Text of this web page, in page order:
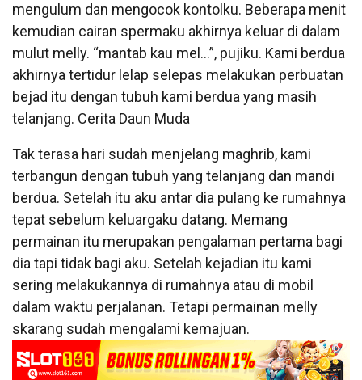
mengulum dan mengocok kontolku. Beberapa menit
kemudian cairan spermaku akhirnya keluar di dalam
mulut melly. “mantab kau mel…”, pujiku. Kami berdua
akhirnya tertidur lelap selepas melakukan perbuatan
bejad itu dengan tubuh kami berdua yang masih
telanjang. Cerita Daun Muda
Tak terasa hari sudah menjelang maghrib, kami
terbangun dengan tubuh yang telanjang dan mandi
berdua. Setelah itu aku antar dia pulang ke rumahnya
tepat sebelum keluargaku datang. Memang
permainan itu merupakan pengalaman pertama bagi
dia tapi tidak bagi aku. Setelah kejadian itu kami
sering melakukannya di rumahnya atau di mobil
dalam waktu perjalanan. Tetapi permainan melly
skarang sudah mengalami kemajuan.